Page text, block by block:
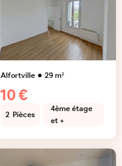
Alfortville 29m²
€
2 Pièces
4ème étage
et +